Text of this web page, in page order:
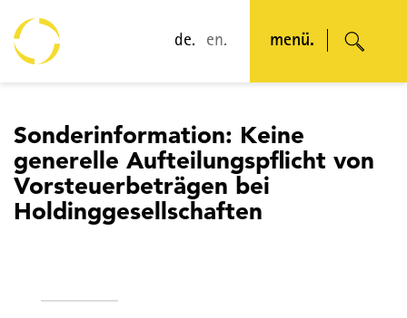
de. en. menü.
Sonderinformation: Keine
generelle Aufteilungspflicht von
Vorsteuerbeträgen bei
Holdinggesellschaften